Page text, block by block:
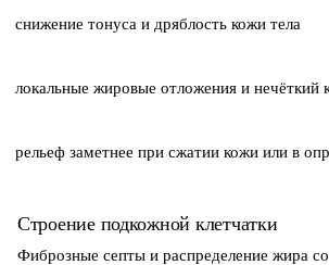
снижение тонуса и дряблость кожи тела
локальные жировые отложения и нечёткий
рельеф заметнее при сжатии кожи или в
Строение подкожной клетчатки
Фиброзные септы и распределение жира